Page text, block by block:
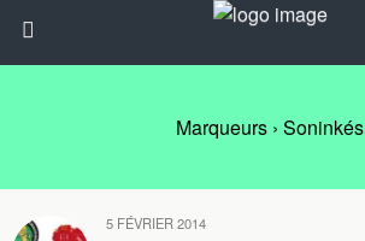
Marqueurs › Soninkés
5 FÉVRIER 2014